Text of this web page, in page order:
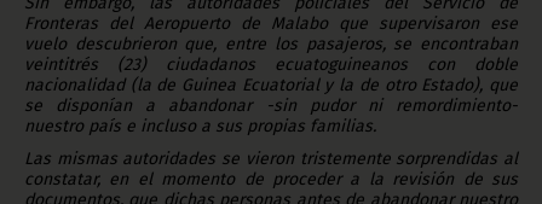
Fronteras del Aeropuerto de Malabo que supervisaron ese
vuelo descubrieron que, entre los pasajeros, se encontraban
veintitrés (23) ciudadanos ecuatoguineanos con doble
nacionalidad (la de Guinea Ecuatorial y la de otro Estado), que
se disponían a abandonar -sin pudor ni remordimiento-
nuestro país e incluso a sus propias familias.
Las mismas autoridades se vieron tristemente sorprendidas al
constatar, en el momento de proceder a la revisión de sus
documentos, que dichas personas antes de abandonar nuestro